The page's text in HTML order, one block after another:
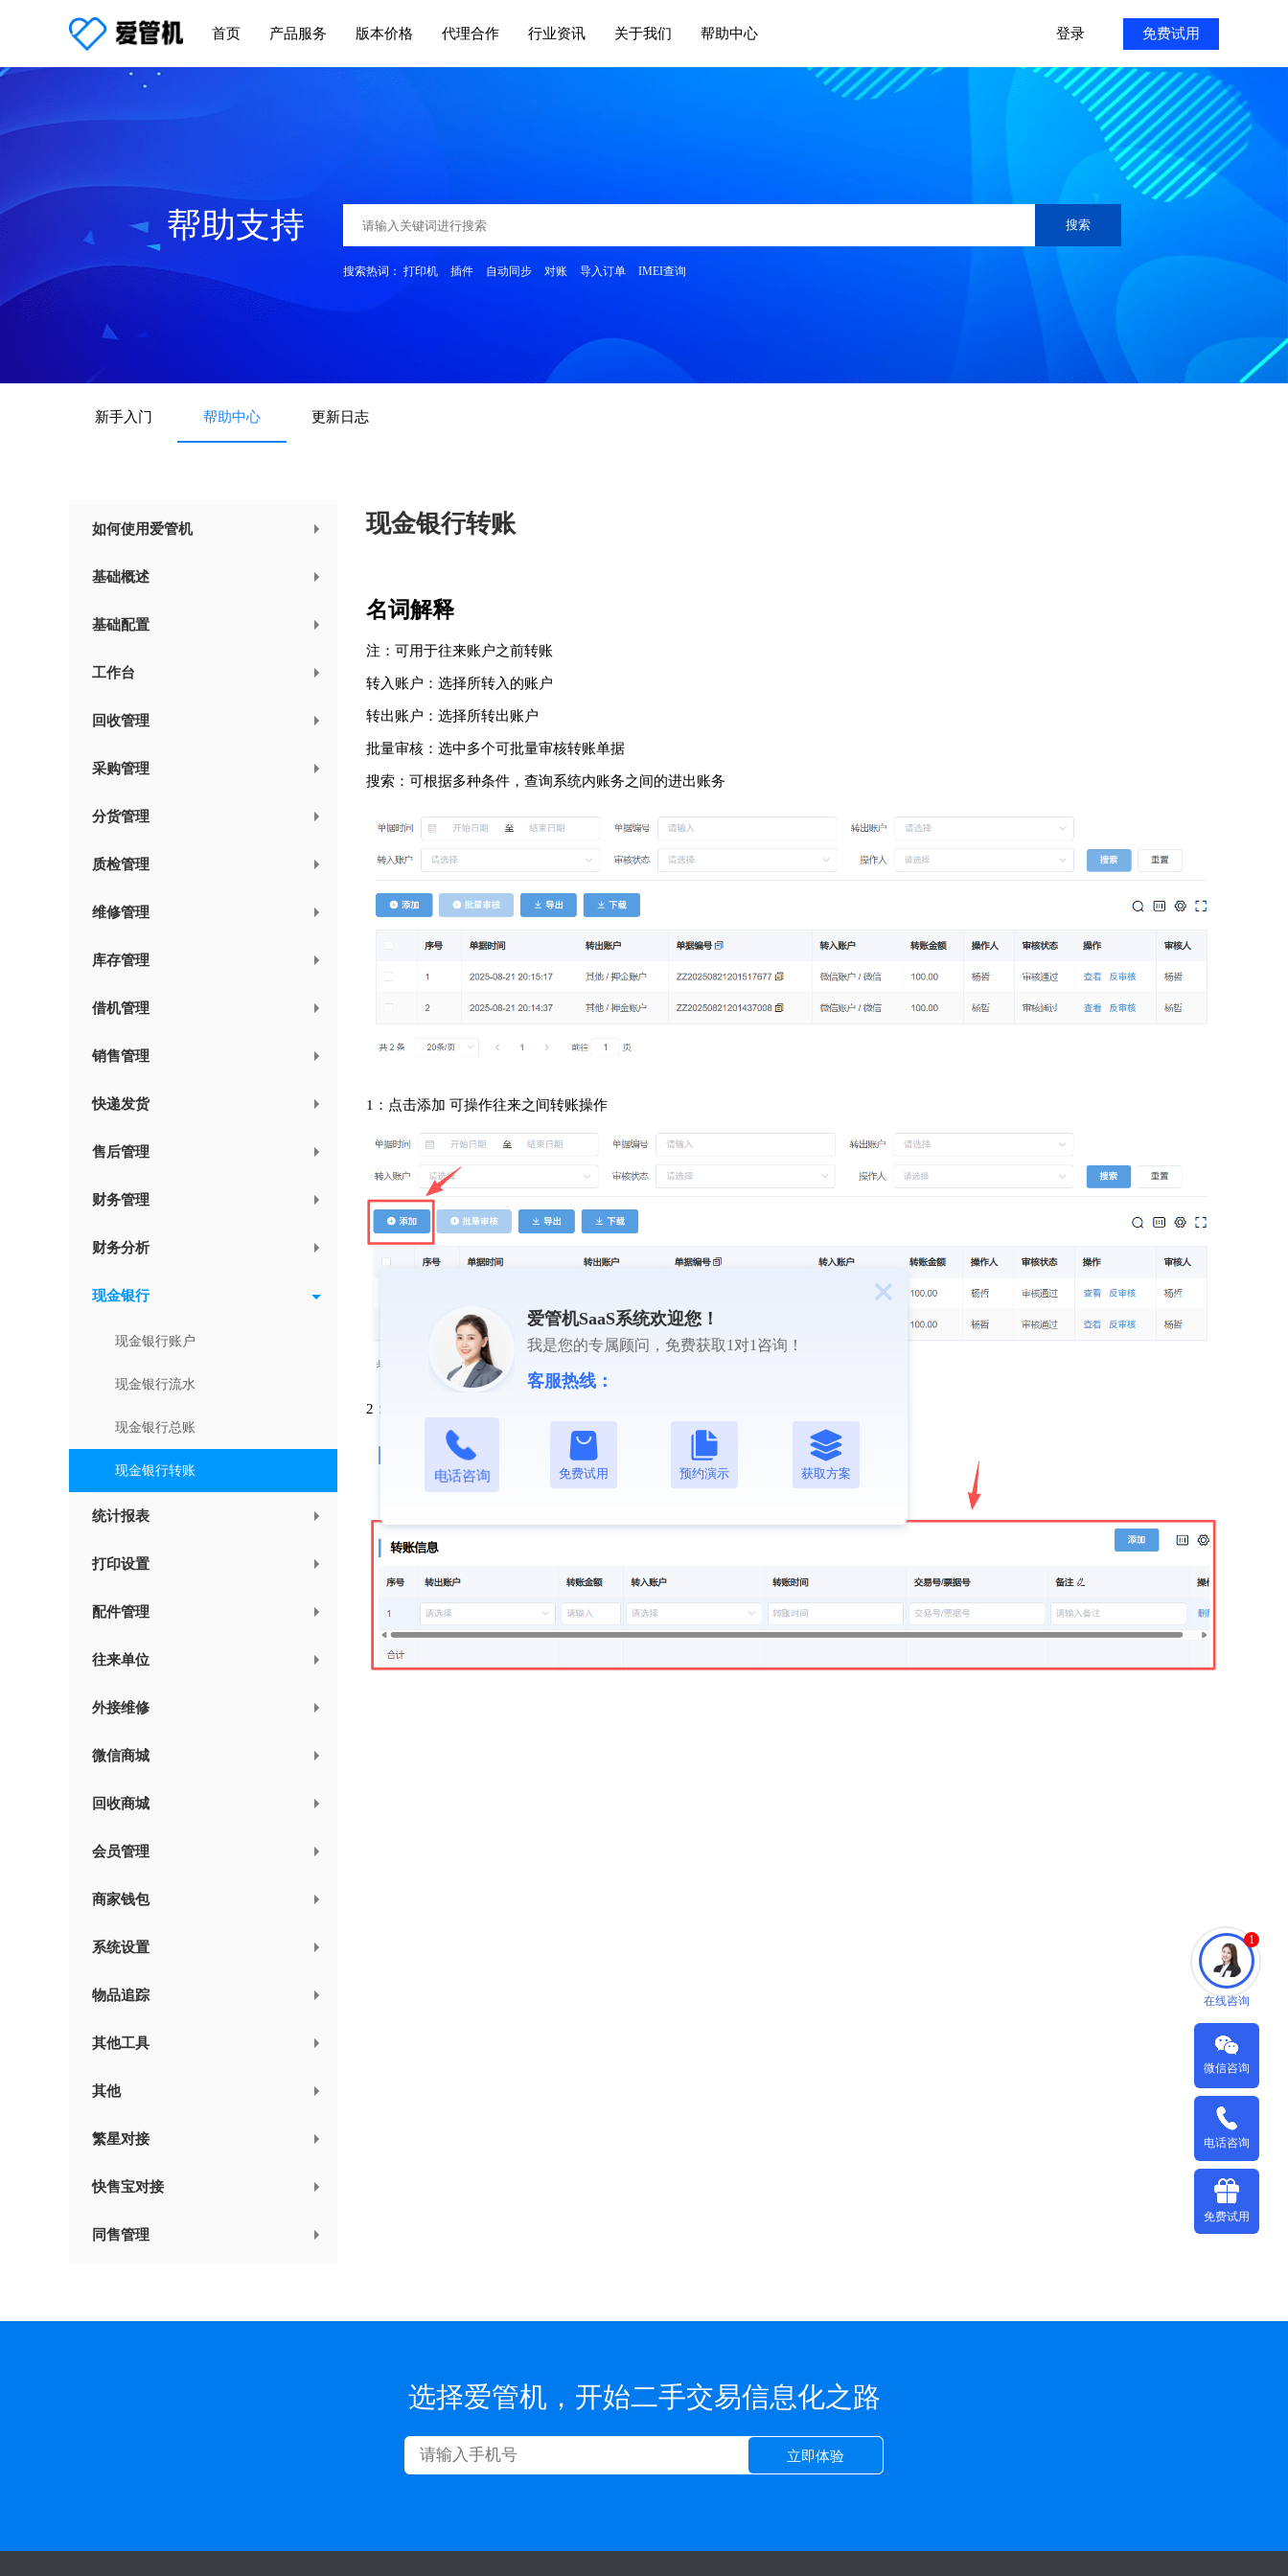
爱管机SaaS系统欢迎您！
我是您的专属顾问，免费获取1对1咨询！
客服热线：
电话咨询 免费试用 预约演示 获取方案
1
在线咨询
微信咨询
电话咨询
免费试用
首页 产品服务 版本价格 代理合作 行业资讯 关于我们 帮助中心 登录 免费试用
帮助支持 搜索
搜索热词： 打印机 插件 自动同步 对账 导入订单 IMEI查询
新手入门 帮助中心 更新日志
如何使用爱管机
基础概述
基础配置
工作台
回收管理
采购管理
分货管理
质检管理
维修管理
库存管理
借机管理
销售管理
快递发货
售后管理
财务管理
财务分析
现金银行
现金银行账户
现金银行流水
现金银行总账
现金银行转账
统计报表
打印设置
配件管理
往来单位
外接维修
微信商城
回收商城
会员管理
商家钱包
系统设置
物品追踪
其他工具
其他
繁星对接
快售宝对接
同售管理
现金银行转账
名词解释
注：可用于往来账户之前转账
转入账户：选择所转入的账户
转出账户：选择所转出账户
批量审核：选中多个可批量审核转账单据
搜索：可根据多种条件，查询系统内账务之间的进出账务
1：点击添加 可操作往来之间转账操作
2：选择转出账户输入转账金额及选择转入账户 提交即可
选择爱管机，开始二手交易信息化之路
立即体验